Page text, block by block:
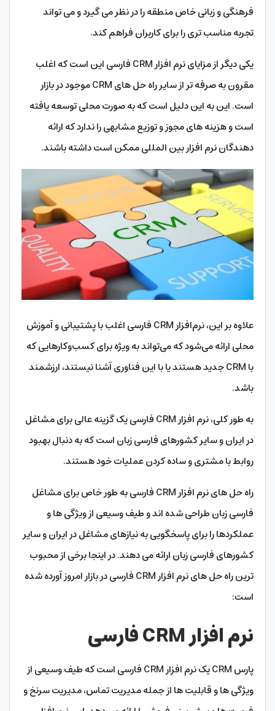
فرهنگی و زبانی خاص منطقه را در نظر می گیرد و می تواند
تجربه مناسب تری را برای کاربران فراهم کند.
یکی دیگر از مزایای نرم افزار CRM فارسی این است که اغلب
مقرون به صرفه تر از سایر راه حل های CRM موجود در بازار
است. این به این دلیل است که به صورت محلی توسعه یافته
است و هزینه های مجوز و توزیع مشابهی را ندارد که ارائه
دهندگان نرم افزار بین المللی ممکن است داشته باشند.
علاوه بر این، نرم‌افزار CRM فارسی اغلب با پشتیبانی و آموزش
محلی ارائه می‌شود که می‌تواند به ویژه برای کسب‌وکارهایی که
با CRM جدید هستند یا با این فناوری آشنا نیستند، ارزشمند
باشد.
به طور کلی، نرم افزار CRM فارسی یک گزینه عالی برای مشاغل
در ایران و سایر کشورهای فارسی زبان است که به دنبال بهبود
روابط با مشتری و ساده کردن عملیات خود هستند.
راه حل های نرم افزار CRM فارسی به طور خاص برای مشاغل
فارسی زبان طراحی شده اند و طیف وسیعی از ویژگی ها و
عملکردها را برای پاسخگویی به نیازهای مشاغل در ایران و سایر
کشورهای فارسی زبان ارائه می دهند. در اینجا برخی از محبوب
ترین راه حل های نرم افزار CRM فارسی در بازار امروز آورده شده
است:
نرم افزار CRM فارسی
پارس CRM یک نرم افزار CRM فارسی است که طیف وسیعی از
ویژگی ها و قابلیت ها از جمله مدیریت تماس، مدیریت سرنخ و